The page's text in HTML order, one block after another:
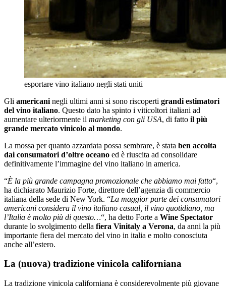
esportare vino italiano negli stati uniti
Gli americani negli ultimi anni si sono riscoperti grandi estimatori
del vino italiano. Questo dato ha spinto i viticoltori italiani ad
aumentare ulteriormente il marketing con gli USA, di fatto il più
grande mercato vinicolo al mondo.
La mossa per quanto azzardata possa sembrare, è stata ben accolta
dai consumatori d’oltre oceano ed è riuscita ad consolidare
definitivamente l’immagine del vino italiano in america.
“È la più grande campagna promozionale che abbiamo mai fatto“,
ha dichiarato Maurizio Forte, direttore dell’agenzia di commercio
italiana della sede di New York. “La maggior parte dei consumatori
americani considera il vino italiano casual, il vino quotidiano, ma
l’Italia è molto più di questo…“, ha detto Forte a Wine Spectator
durante lo svolgimento della fiera Vinitaly a Verona, da anni la più
importante fiera del mercato del vino in italia e molto conosciuta
anche all’estero.
La (nuova) tradizione vinicola californiana
La tradizione vinicola californiana è considerevolmente più giovane